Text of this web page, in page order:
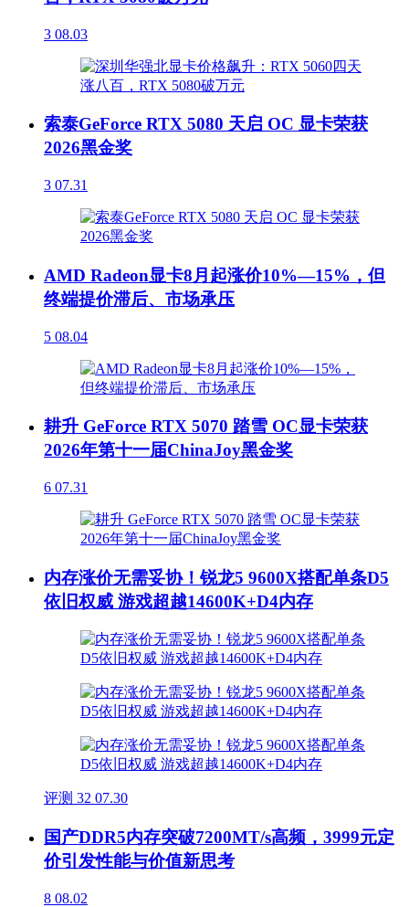
3 08.03
索泰GeForce RTX 5080 天启 OC 显卡荣获
2026黑金奖
3 07.31
AMD Radeon显卡8月起涨价10%—15%，但
终端提价滞后、市场承压
5 08.04
耕升 GeForce RTX 5070 踏雪 OC显卡荣获
2026年第十一届ChinaJoy黑金奖
6 07.31
内存涨价无需妥协！锐龙5 9600X搭配单条D5
依旧权威 游戏超越14600K+D4内存
评测 32 07.30
国产DDR5内存突破7200MT/s高频，3999元定
价引发性能与价值新思考
8 08.02